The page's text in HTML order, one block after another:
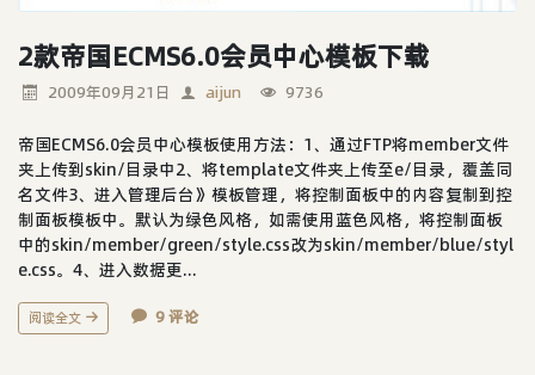
2款帝国ECMS6.0会员中心模板下载
2009年09月21日 aijun 9736
帝国ECMS6.0会员中心模板使用方法：1、通过FTP将member文件
夹上传到skin/目录中2、将template文件夹上传至e/目录，覆盖同
名文件3、进入管理后台》模板管理，将控制面板中的内容复制到控
制面板模板中。默认为绿色风格，如需使用蓝色风格，将控制面板
中的skin/member/green/style.css改为skin/member/blue/styl
e.css。4、进入数据更...
阅读全文 9 评论